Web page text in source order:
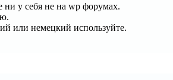
ни у себя не на wp форумах.
или немецкий используйте.